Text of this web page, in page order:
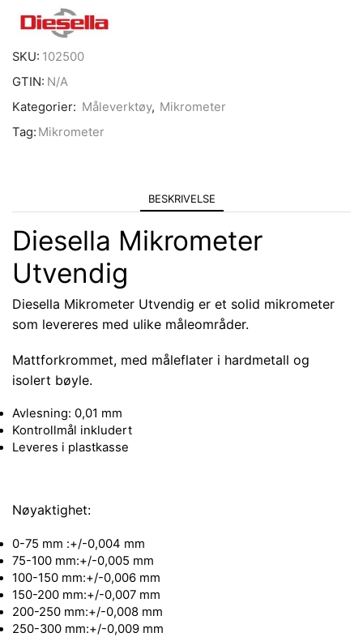
SKU: 102500
GTIN: N/A
Kategorier: Måleverktøy, Mikrometer
Tag: Mikrometer
BESKRIVELSE
Diesella Mikrometer
Utvendig
Diesella Mikrometer Utvendig er et solid mikrometer
som levereres med ulike måleområder.
Mattforkrommet, med måleflater i hardmetall og
isolert bøyle.
Avlesning: 0,01 mm
Kontrollmål inkludert
Leveres i plastkasse
Nøyaktighet:
0-75 mm :+/-0,004 mm
75-100 mm:+/-0,005 mm
100-150 mm:+/-0,006 mm
150-200 mm:+/-0,007 mm
200-250 mm:+/-0,008 mm
250-300 mm:+/-0,009 mm